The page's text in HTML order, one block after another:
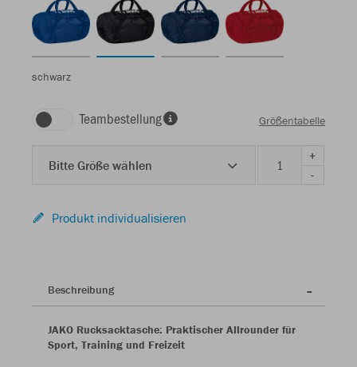
schwarz
Teambestellung Größentabelle
Bitte Größe wählen
+
-
Produkt individualisieren
Beschreibung
JAKO Rucksacktasche: Praktischer Allrounder für
Sport, Training und Freizeit